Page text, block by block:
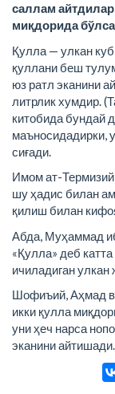
саллам
миқдорида
Қулла — улкан
қуллани беш
юз ратл эканини
литрлик хумдир.
китобида бундай
маъносидадирки,
сиғади.
Имом ат-Термизий
шу ҳадис билан
қилиш билан
Абда, Муҳаммад
«Қулла» деб
ичиладиган улкан
Шофиъий, Аҳмад
икки қулла
уни ҳеч нарса
эканини айтишади.